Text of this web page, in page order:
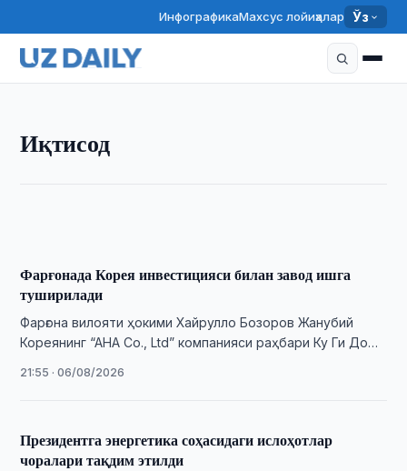
ИнфографикаМахсус лойиҳалар Ўз
Иқтисод
Ўзбекистонда цемент ишлаб чиқариш 10,1 млн
тоннага етди
Фарғонада Корея инвестицияси билан завод ишга
туширилади
Фарғона вилояти ҳокими Хайрулло Бозоров Жанубий
Кореянинг “AHA Co., Ltd” компанияси раҳбари Ку Ги До
21:55 · 06/08/2026
Президентга энергетика соҳасидаги ислоҳотлар
чоралари тақдим этилди